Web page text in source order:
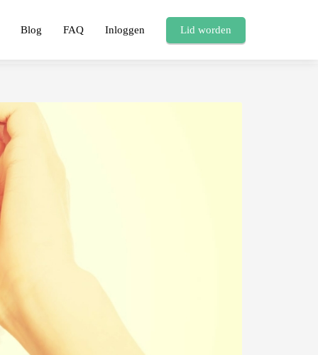
Blog FAQ Inloggen Lid worden